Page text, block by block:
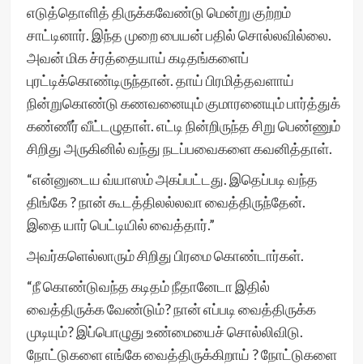
எடுத்தொளித் திருக்கவேண்டு மென்று குற்றம்
சாட்டினார். இந்த முறை பையன் பதில் சொல்லவில்லை.
அவன் மிக ச்ரத்தையாய் கடிதங்களைப்
புரட்டிக்கொண்டிருந்தான். தாய் பிரமித்தவளாய்
நின்றுகொண்டு கணவனையும் குமாரனையும் பார்த்துக்
கண்ணீர் வீட்டழுதாள். எட்டி நின்றிருந்த சிறு பெண்ணும்
சிறிது அருகினில் வந்து நடப்பவைகளை கவனித்தாள்.
“என்னுடைய வ்யாஸம் அகப்பட்டது. இதெப்படி வந்த
திங்கே ? நான் கூடத்திலல்லவா வைத்திருந்தேன்.
இதை யார் பெட்டியில் வைத்தார்.”
அவர்களெல்லாரும் சிறிது பிரமை கொண்டார்கள்.
“நீ கொண்டுவந்த கடிதம் நீதானேடா இதில்
வைத்திருக்க வேண்டும்? நான் எப்படி வைத்திருக்க
முடியும்? இப்பொழுது உண்மையைச் சொல்லிவிடு.
நோட்டுகளை எங்கே வைத்திருக்கிறாய் ? நோட்டுகளை